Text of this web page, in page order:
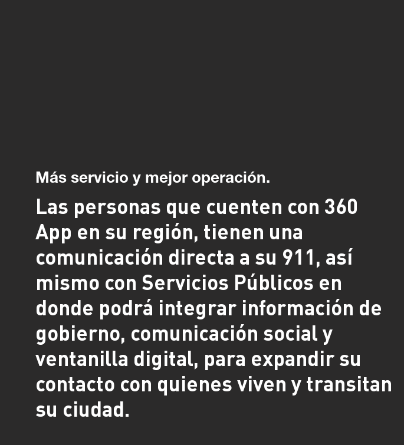
Más servicio y mejor operación.
Las personas que cuenten con 360
App en su región, tienen una
comunicación directa a su 911, así
mismo con Servicios Públicos en
donde podrá integrar información de
gobierno, comunicación social y
ventanilla digital, para expandir su
contacto con quienes viven y transitan
su ciudad.